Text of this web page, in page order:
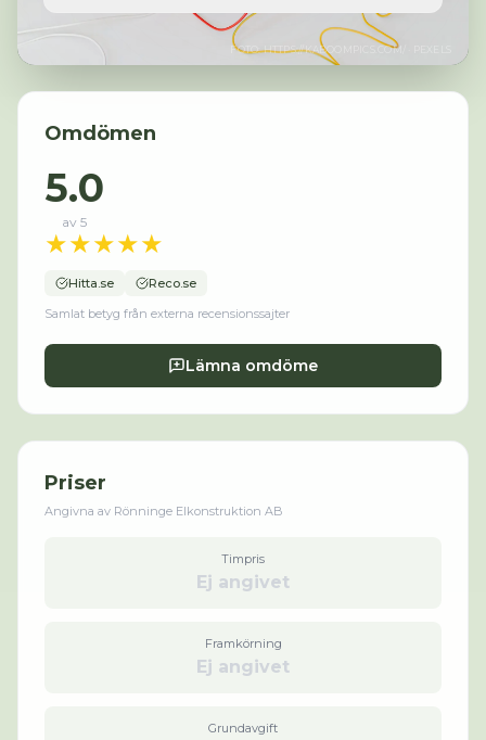
FOTO:HTTPS://KABOOMPICS.COM/
Omdömen
5.0
av 5
★★★★★
Hitta.se
Reco.se
Samlat betyg från externa recensionssajter
Lämna omdöme
Priser
Angivna av Rönninge Elkonstruktion AB
Timpris
Ej angivet
Framkörning
Ej angivet
Grundavgift